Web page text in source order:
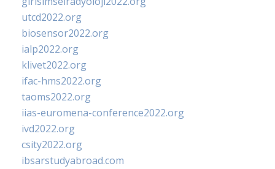
utcd2022.org
biosensor2022.org
ialp2022.org
klivet2022.org
ifac-hms2022.org
taoms2022.org
iias-euromena-conference2022.org
ivd2022.org
csity2022.org
ibsarstudyabroad.com